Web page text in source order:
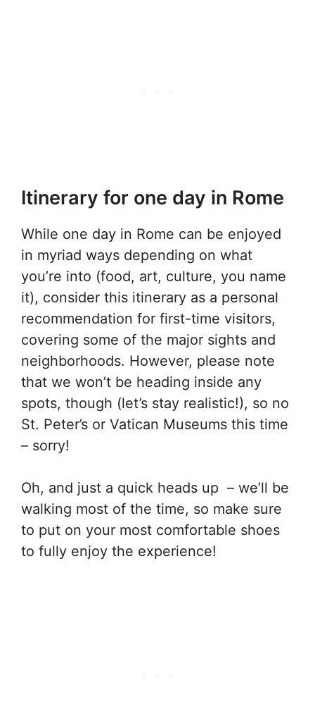
Itinerary for one day in Rome
While one day in Rome can be enjoyed
in myriad ways depending on what
you’re into (food, art, culture, you name
it), consider this itinerary as a personal
recommendation for first-time visitors,
covering some of the major sights and
neighborhoods. However, please note
that we won’t be heading inside any
spots, though (let’s stay realistic!), so no
St. Peter’s or Vatican Museums this time
– sorry!
Oh, and just a quick heads up – we’ll be
walking most of the time, so make sure
to put on your most comfortable shoes
to fully enjoy the experience!